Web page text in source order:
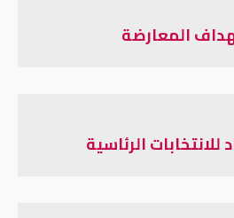
المعارضة
الرئاسية